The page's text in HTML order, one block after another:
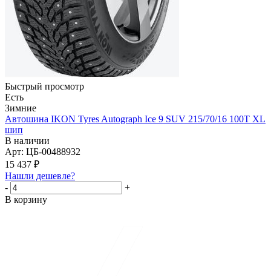
Быстрый просмотр
Есть
Зимние
Автошина IKON Tyres Autograph Ice 9 SUV 215/70/16 100T XL
шип
В наличии
Арт: ЦБ-00488932
15 437 ₽
Нашли дешевле?
-
+
В корзину